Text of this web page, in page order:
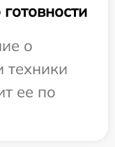
о
техники
ее по